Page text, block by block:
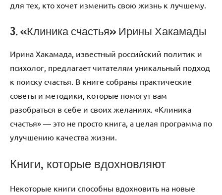
для тех, кто хочет изменить свою жизнь к лучшему.
3. «Клиника счастья» Ирины Хакамады
Ирина Хакамада, известный российский политик и
психолог, предлагает читателям уникальный подход
к поиску счастья. В книге собраны практические
советы и методики, которые помогут вам
разобраться в себе и своих желаниях. «Клиника
счастья» — это не просто книга, а целая программа по
улучшению качества жизни.
Книги, которые вдохновляют
Некоторые книги способны вдохновить на новые